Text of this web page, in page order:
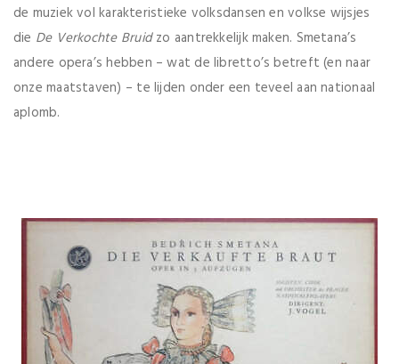
de muziek vol karakteristieke volksdansen en volkse wijsjes
die De Verkochte Bruidzo aantrekkelijk maken. Smetana’s
andere opera’s hebben – wat de libretto’s betreft (en naar
onze maatstaven) – te lijden onder een teveel aan nationaal
aplomb.